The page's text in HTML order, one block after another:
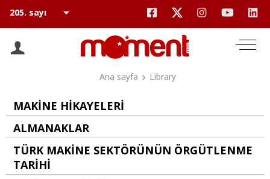
Ana sayfa Library
MAKİNE HİKAYELERİ
ALMANAKLAR
TÜRK MAKİNE SEKTÖRÜNÜN ÖRGÜTLENME
TARİHİ